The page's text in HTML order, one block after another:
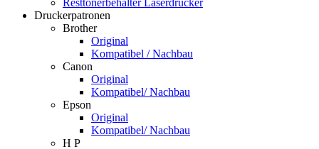
Resttonerbehälter Laserdrucker
Druckerpatronen
Brother
Original
Kompatibel / Nachbau
Canon
Original
Kompatibel/ Nachbau
Epson
Original
Kompatibel/ Nachbau
H P